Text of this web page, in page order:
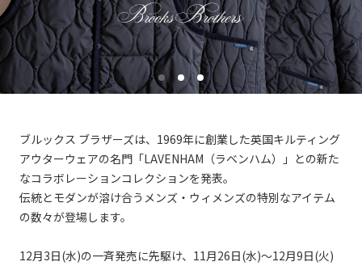
ブルックス ブラザーズは、1969年に創業した英国キルティング
アウターウェアの名門「LAVENHAM（ラベンハム）」との新た
なコラボレーションコレクションを発表。
伝統とモダンが溶け合うメンズ・ウィメンズの特別なアイテム
の数々が登場します。
12月3日(水)の一斉発売に先駆け、11月26日(水)～12月9日(火)